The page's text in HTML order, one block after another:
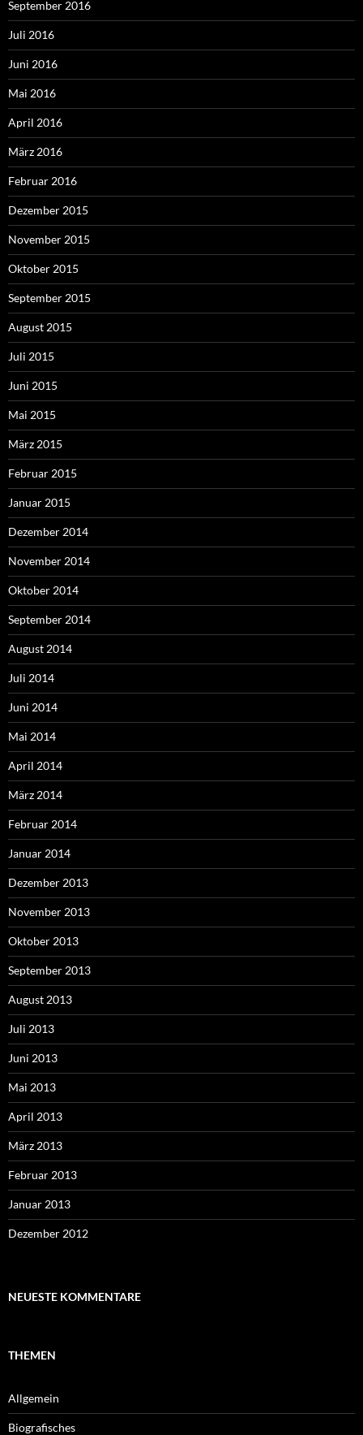
September 2016
Juli 2016
Juni 2016
Mai 2016
April 2016
März 2016
Februar 2016
Dezember 2015
November 2015
Oktober 2015
September 2015
August 2015
Juli 2015
Juni 2015
Mai 2015
März 2015
Februar 2015
Januar 2015
Dezember 2014
November 2014
Oktober 2014
September 2014
August 2014
Juli 2014
Juni 2014
Mai 2014
April 2014
März 2014
Februar 2014
Januar 2014
Dezember 2013
November 2013
Oktober 2013
September 2013
August 2013
Juli 2013
Juni 2013
Mai 2013
April 2013
März 2013
Februar 2013
Januar 2013
Dezember 2012
NEUESTE KOMMENTARE
THEMEN
Allgemein
Biografisches